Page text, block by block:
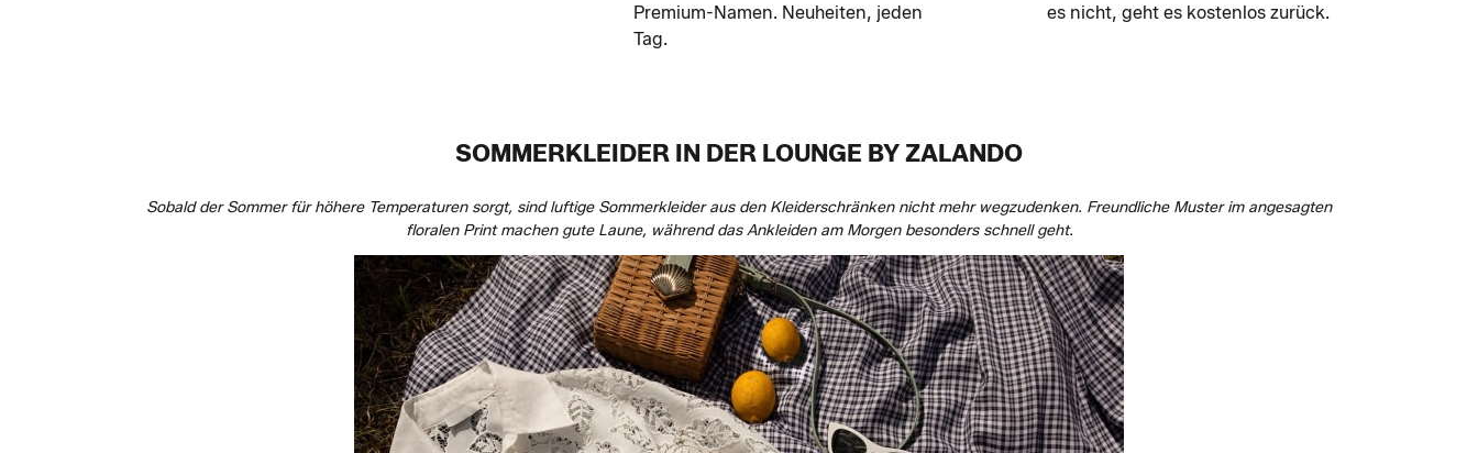
Premium-Namen. Neuheiten, jeden
Tag.
es nicht, geht es kostenlos zurück.
SOMMERKLEIDER IN DER LOUNGE BY ZALANDO
Sobald der Sommer für höhere Temperaturen sorgt, sind luftige Sommerkleider aus den Kleiderschränken nicht mehr wegzudenken. Freundliche Muster im angesagten
floralen Print machen gute Laune, während das Ankleiden am Morgen besonders schnell geht.